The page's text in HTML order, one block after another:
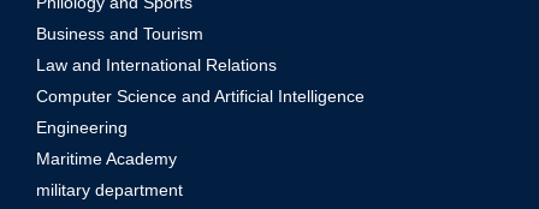
Business and Tourism
Law and International Relations
Computer Science and Artificial Intelligence
Engineering
Maritime Academy
military department